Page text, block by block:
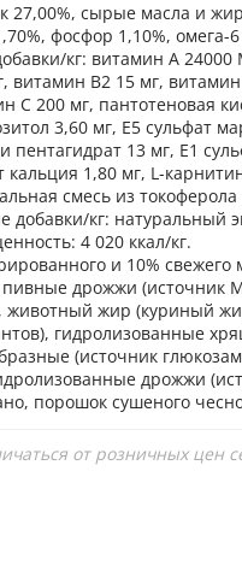
27,00%, сырые масла и
фосфор 1,10%,
кг: витамин А
витамин В2 15 мг,
С 200 мг, пантотеновая
3,60 мг, Е5 сульфат
пентагидрат 13 мг, Е1
1,80 мг, L-
смесь из
кг: натуральный
4 020 ккал/кг.
и 10%
пивные дрожжи
жир (куриный
гидролизованные
(источник
дрожжи
порошок сушеного
от розничных цен